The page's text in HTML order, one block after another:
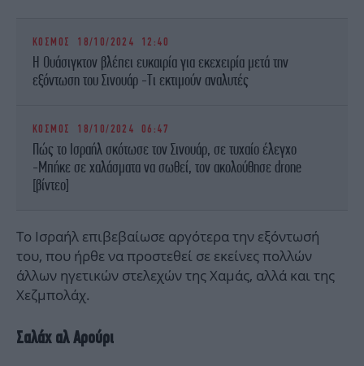
ΚΟΣΜΟΣ 18/10/2024 12:40
Η Ουάσιγκτον βλέπει ευκαιρία για εκεχειρία μετά την
εξόντωση του Σινουάρ -Τι εκτιμούν αναλυτές
ΚΟΣΜΟΣ 18/10/2024 06:47
Πώς το Ισραήλ σκότωσε τον Σινουάρ, σε τυχαίο έλεγχο
-Μπήκε σε χαλάσματα να σωθεί, τον ακολούθησε drone
[βίντεο]
Το Ισραήλ επιβεβαίωσε αργότερα την εξόντωσή
του, που ήρθε να προστεθεί σε εκείνες πολλών
άλλων ηγετικών στελεχών της Χαμάς, αλλά και της
Χεζμπολάχ.
Σαλάχ αλ Αρούρι